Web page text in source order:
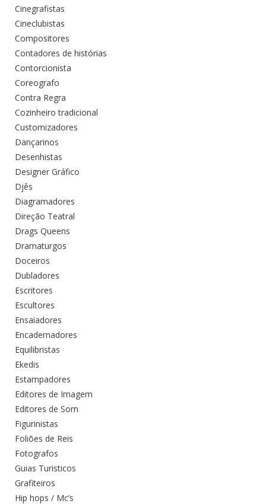
Cinegrafistas
Cineclubistas
Compositores
Contadores de histórias
Contorcionista
Coreografo
Contra Regra
Cozinheiro tradicional
Customizadores
Dançarinos
Desenhistas
Designer Gráfico
Djês
Diagramadores
Direção Teatral
Drags Queens
Dramaturgos
Doceiros
Dubladores
Escritores
Escultores
Ensaiadores
Encadernadores
Equilibristas
Ekedis
Estampadores
Editores de Imagem
Editores de Som
Figurinistas
Foliões de Reis
Fotografos
Guias Turisticos
Grafiteiros
Hip hops / Mc’s